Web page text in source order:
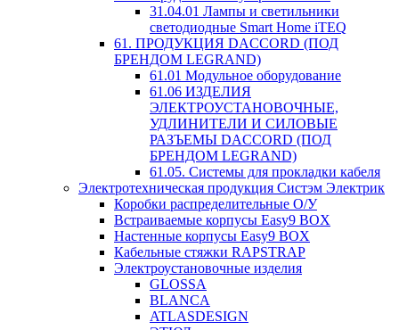
31.04.01 Лампы и светильники
светодиодные Smart Home iTEQ
61. ПРОДУКЦИЯ DACCORD (ПОД
БРЕНДОМ LEGRAND)
61.01 Модульное оборудование
61.06 ИЗДЕЛИЯ
ЭЛЕКТРОУСТАНОВОЧНЫЕ,
УДЛИНИТЕЛИ И СИЛОВЫЕ
РАЗЪЕМЫ DACCORD (ПОД
БРЕНДОМ LEGRAND)
61.05. Системы для прокладки кабеля
Электротехническая продукция Систэм Электрик
Коробки распределительные О/У
Встраиваемые корпусы Easy9 BOX
Настенные корпусы Easy9 BOX
Кабельные стяжки RAPSTRAP
Электроустановочные изделия
GLOSSA
BLANCA
ATLASDESIGN